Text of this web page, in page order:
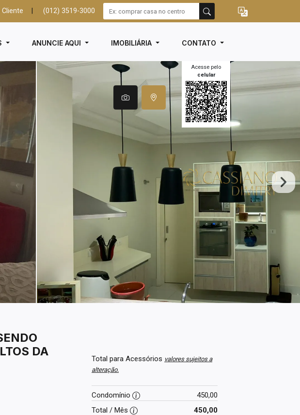
(012) 3519-3000
ANUNCIE AQUI IMOBILIÁRIA CONTATO
Acesse pelo
celular
DA
Total para Acessórios valores sujeitos a
alteração.
Condomínio
450,00
Total / Mês
450,00